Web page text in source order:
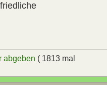
abgeben ( 1813 mal